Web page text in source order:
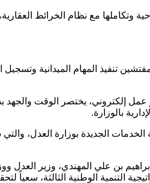
وتكاملها مع نظام الخرائط
تنفيذ المهام الميدانية وتسجيل
إلكتروني، يختصر الوقت والجهد
بالوزارة.
الخدمات الجديدة بوزارة العدل،
بن علي المهندي، وزير العدل
هذه الجهود تواكب أيضاً الخطط القطاعية لاستراتيجية التنمية الوطنية